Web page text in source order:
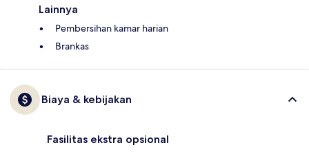
Lainnya
Pembersihan kamar harian
Brankas
Biaya & kebijakan
Fasilitas ekstra opsional